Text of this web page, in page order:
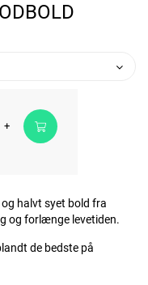
+
halvt syet bold fra
og forlænge levetiden.
de bedste på